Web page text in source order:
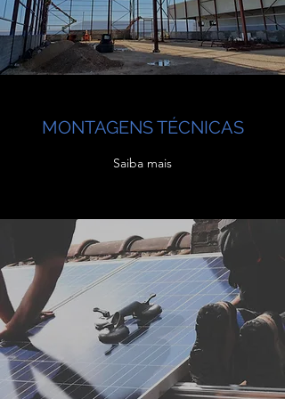
MONTAGENS TÉCNICAS
Saiba mais